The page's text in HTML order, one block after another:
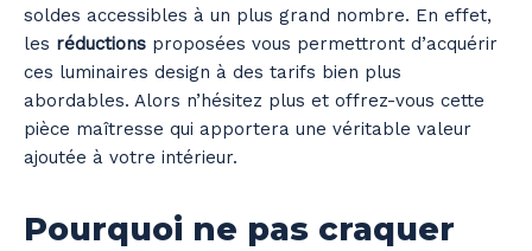
soldes accessibles à un plus grand nombre. En effet,
les réductions proposées vous permettront d’acquérir
ces luminaires design à des tarifs bien plus
abordables. Alors n’hésitez plus et offrez-vous cette
pièce maîtresse qui apportera une véritable valeur
ajoutée à votre intérieur.
Pourquoi ne pas craquer